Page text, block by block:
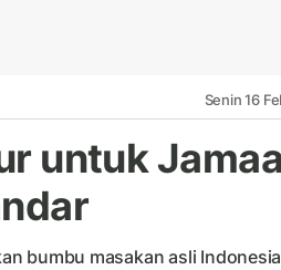
Senin 16
untuk
bumbu masakan asli